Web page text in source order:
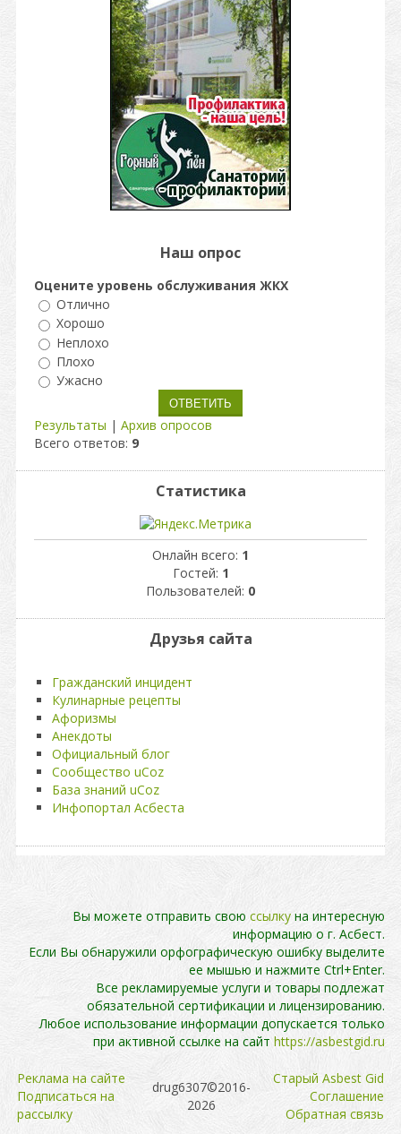
Наш опрос
Оцените уровень обслуживания ЖКХ
Отлично
Хорошо
Неплохо
Плохо
Ужасно
Результаты | Архив опросов
Всего ответов: 9
Статистика
Онлайн всего: 1
Гостей: 1
Пользователей: 0
Друзья сайта
Гражданский инцидент
Кулинарные рецепты
Афоризмы
Анекдоты
Официальный блог
Сообщество uCoz
База знаний uCoz
Инфопортал Асбеста
Вы можете отправить свою ссылку на интересную
информацию о г. Асбест.
Если Вы обнаружили орфографическую ошибку выделите
ее мышью и нажмите Ctrl+Enter.
Все рекламируемые услуги и товары подлежат
обязательной сертификации и лицензированию.
Любое использование информации допускается только
при активной ссылке на сайт https://asbestgid.ru
Реклама на сайте
Подписаться на
рассылку
drug6307©2016-
2026
Cтарый Asbest Gid
Cоглашение
Обратная связь